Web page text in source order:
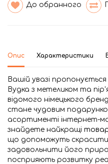
До обранного
Опис Характеристики
Вашій увазі
Вудка з метеликом та
відомого німецького
стане чудовим
асортименті інтернет-
знайдете найкращі
що допоможуть скрасити
задовольнити його
посприяють розвитку